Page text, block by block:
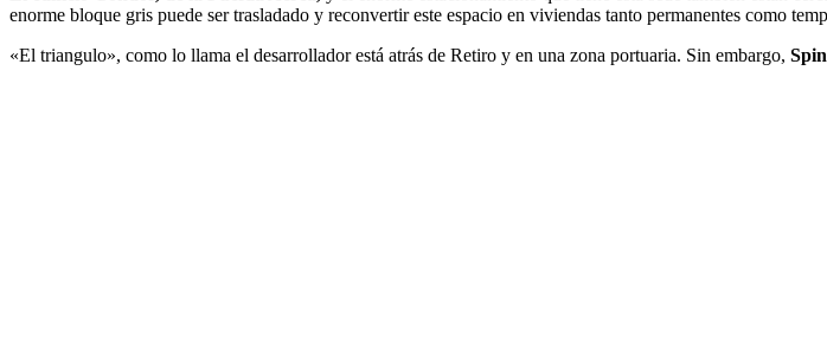
enorme bloque gris puede ser trasladado y reconvertir este espacio en viviendas tanto permanentes como
«El triangulo», como lo llama el desarrollador está atrás de Retiro y en una zona portuaria. Sin embargo,